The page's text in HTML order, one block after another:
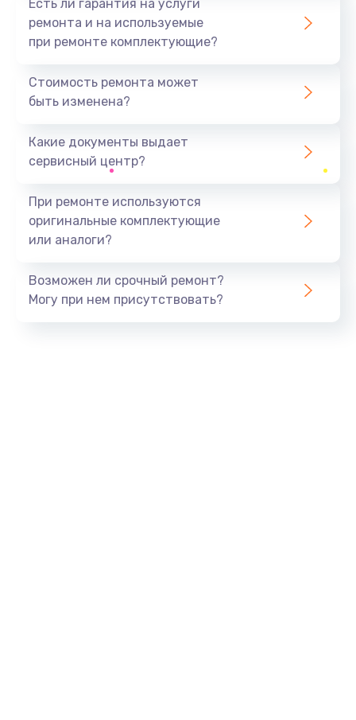
Есть ли гарантия на услуги
ремонта и на используемые
при ремонте комплектующие?
Стоимость ремонта может
быть изменена?
Какие документы выдает
сервисный центр?
При ремонте используются
оригинальные комплектующие
или аналоги?
Возможен ли срочный ремонт?
Могу при нем присутствовать?